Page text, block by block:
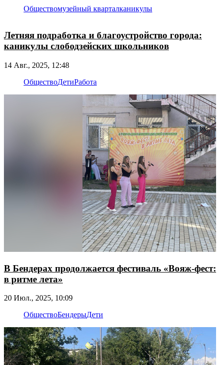
Обществомузейный кварталканикулы
Летняя подработка и благоустройство города:
каникулы слободзейских школьников
14 Авг., 2025, 12:48
ОбществоДетиРабота
В Бендерах продолжается фестиваль «Вояж-фест:
в ритме лета»
20 Июл., 2025, 10:09
ОбществоБендерыДети